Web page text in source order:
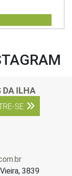
DA ILHA
SE
3839